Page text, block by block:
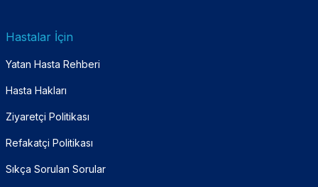
Hastalar İçin
Yatan Hasta Rehberi
Hasta Hakları
Ziyaretçi Politikası
Refakatçi Politikası
Sıkça Sorulan Sorular